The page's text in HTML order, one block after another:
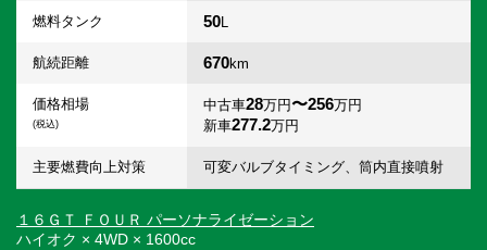
燃料タンク 50L
航続距離 670km
価格相場
(税込)
中古車28万円〜256万円
新車277.2万円
主要燃費向上対策 可変バルブタイミング、筒内直接噴射
１６ＧＴ ＦＯＵＲ パーソナライゼーション
ハイオク × 4WD × 1600cc